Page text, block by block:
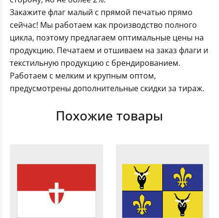
Закажите флаг малый с прямой печатью прямо
сейчас! Мы работаем как производство полного
цикла, поэтому предлагаем оптимальные цены на
продукцию. Печатаем и отшиваем на заказ флаги и
текстильную продукцию с брендированием.
Работаем с мелким и крупным оптом,
предусмотрены дополнительные скидки за тираж.
Похожие товары